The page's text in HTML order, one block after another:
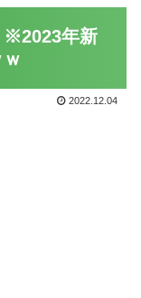
※2023年新
2022.12.04